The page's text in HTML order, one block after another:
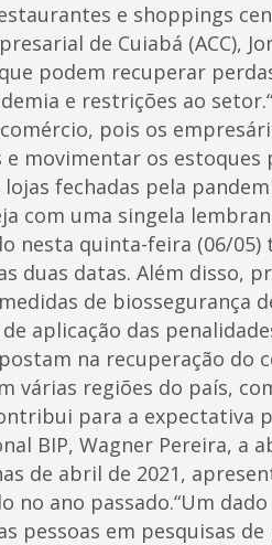
e shoppings
de Cuiabá (ACC),
podem recuperar
e restrições ao
pois os
movimentar os
fechadas pela
com uma singela
nesta quinta-feira (06/05)
duas datas. Além disso,
de biossegurança
aplicação das
na recuperação do
várias regiões do país,
para a expectativa
BIP, Wagner Pereira, a
de abril de 2021,
ano passado.“Um
pessoas em pesquisas